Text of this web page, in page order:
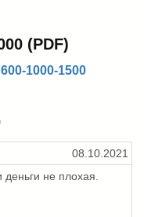
(PDF)
1000-1500
08.10.2021
не плохая.